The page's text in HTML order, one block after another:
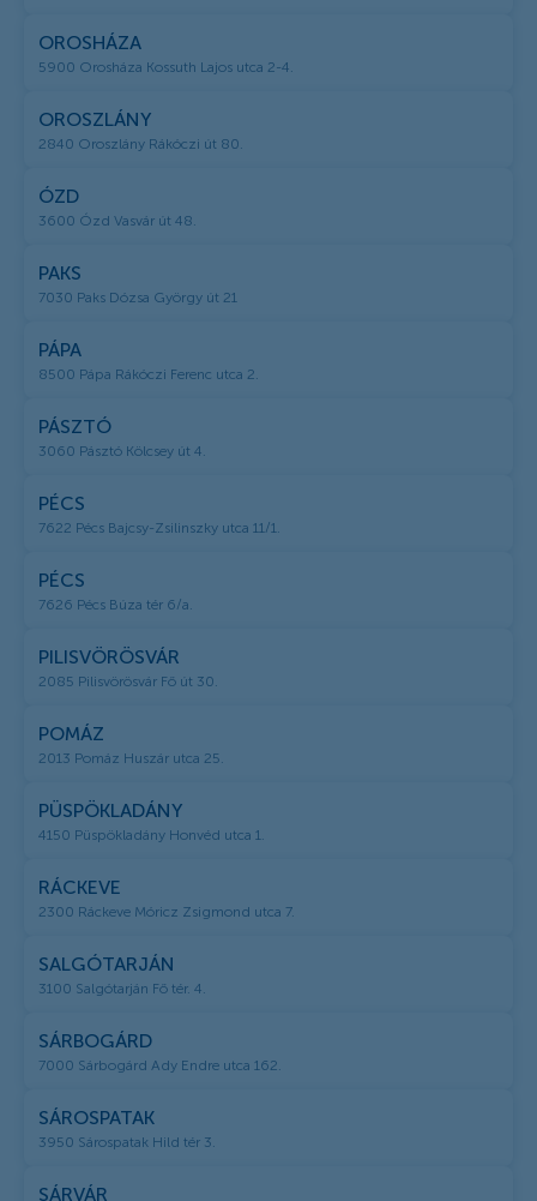
OROSHÁZA
5900 Orosháza Kossuth Lajos utca 2-4.
OROSZLÁNY
2840 Oroszlány Rákóczi út 80.
ÓZD
3600 Ózd Vasvár út 48.
PAKS
7030 Paks Dózsa György út 21
PÁPA
8500 Pápa Rákóczi Ferenc utca 2.
PÁSZTÓ
3060 Pásztó Kölcsey út 4.
PÉCS
7622 Pécs Bajcsy-Zsilinszky utca 11/1.
PÉCS
7626 Pécs Búza tér 6/a.
PILISVÖRÖSVÁR
2085 Pilisvörösvár Fő út 30.
POMÁZ
2013 Pomáz Huszár utca 25.
PÜSPÖKLADÁNY
4150 Püspökladány Honvéd utca 1.
RÁCKEVE
2300 Ráckeve Móricz Zsigmond utca 7.
SALGÓTARJÁN
3100 Salgótarján Fő tér. 4.
SÁRBOGÁRD
7000 Sárbogárd Ady Endre utca 162.
SÁROSPATAK
3950 Sárospatak Hild tér 3.
SÁRVÁR